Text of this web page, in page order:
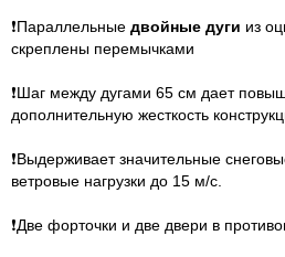
❗Параллельные двойные дуги из
скреплены перемычками
❗Шаг между дугами 65 см дает
дополнительную жесткость
❗Выдерживает значительные
ветровые нагрузки до 15 м/с.
❗Две форточки и две двери в